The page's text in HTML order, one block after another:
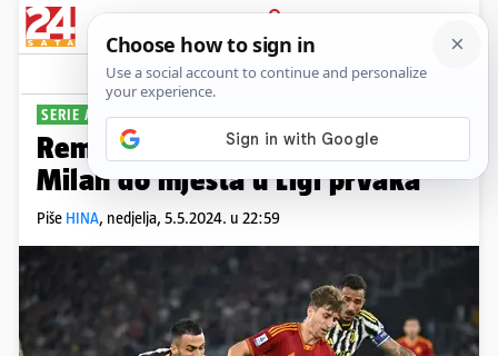
PRIJAVA
Sport Komentari
SERIE A
Remi Rome i Juventusa odveo
Milan do mjesta u Ligi prvaka
Piše HINA, nedjelja, 5.5.2024. u 22:59